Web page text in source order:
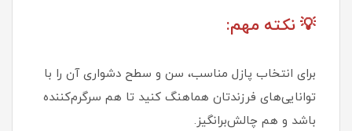
💡 نکته مهم:
برای انتخاب پازل مناسب، سن و سطح دشواری آن را با
توانایی‌های فرزندتان هماهنگ کنید تا هم سرگرم‌کننده
باشد و هم چالش‌برانگیز.